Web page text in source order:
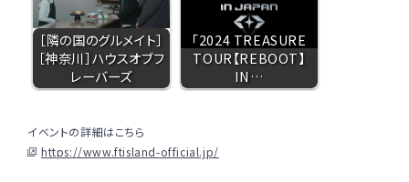
［隣の国のグルメイト］
［神奈川］ハウスオブフ
レーバーズ
「2024 TREASURE
TOUR【REBOOT】
IN…
イベントの詳細はこちら
https://www.ftisland-official.jp/